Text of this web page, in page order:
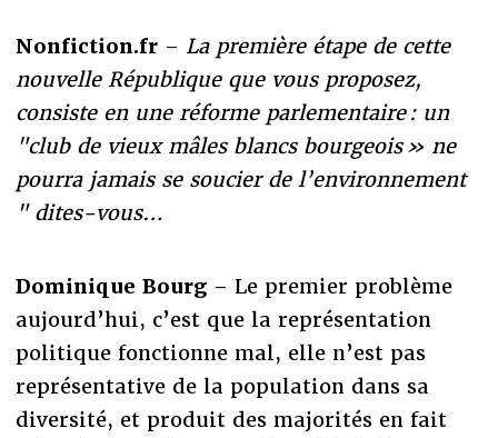
Nonfiction.fr – La première étape de cette
nouvelle République que vous proposez,
consiste en une réforme parlementaire : un
"club de vieux mâles blancs bourgeois » ne
pourra jamais se soucier de l’environnement
" dites-vous…
Dominique Bourg – Le premier problème
aujourd’hui, c’est que la représentation
politique fonctionne mal, elle n’est pas
représentative de la population dans sa
diversité, et produit des majorités en fait